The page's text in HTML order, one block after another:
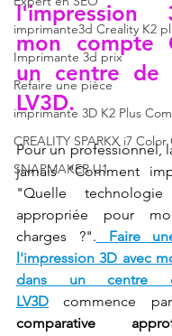
imprimante3d Creality K2
Imprimante 3d prix
Refaire une pièce
imprimante 3D K2 Plus
CREALITY SPARKX i7
SNAPMAKER U1
l'impression
mon compte
un centre de
LV3D.
Pour un professionnel,
jamais "Comment
"Quelle
appropriée pour
charges ?".
Faire
l'impression 3D avec
dans un centre
LV3D commence
comparative